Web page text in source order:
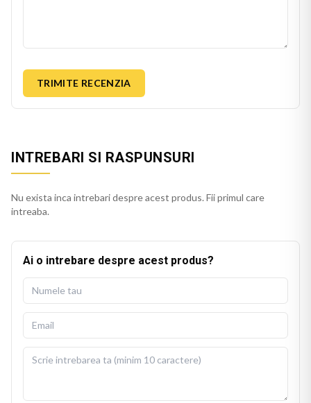
TRIMITE RECENZIA
INTREBARI SI RASPUNSURI
Nu exista inca intrebari despre acest produs. Fii primul care
intreaba.
Ai o intrebare despre acest produs?